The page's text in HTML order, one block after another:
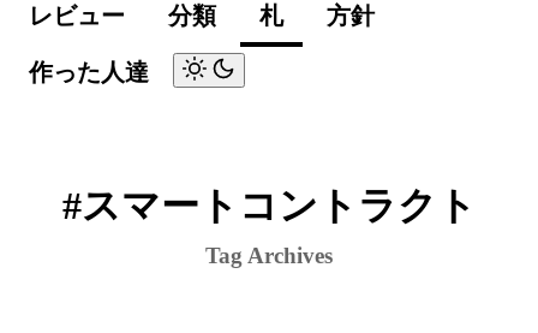
レビュー 分類 札 方針
作った人達
#スマートコントラクト
Tag Archives